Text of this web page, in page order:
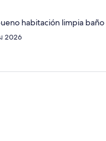
habitación limpia
2026